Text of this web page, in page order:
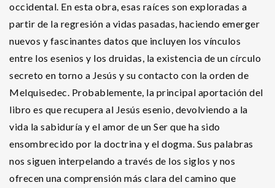
occidental. En esta obra, esas raíces son exploradas a
partir de la regresión a vidas pasadas, haciendo emerger
nuevos y fascinantes datos que incluyen los vínculos
entre los esenios y los druidas, la existencia de un círculo
secreto en torno a Jesús y su contacto con la orden de
Melquisedec. Probablemente, la principal aportación del
libro es que recupera al Jesús esenio, devolviendo a la
vida la sabiduría y el amor de un Ser que ha sido
ensombrecido por la doctrina y el dogma. Sus palabras
nos siguen interpelando a través de los siglos y nos
ofrecen una comprensión más clara del camino que